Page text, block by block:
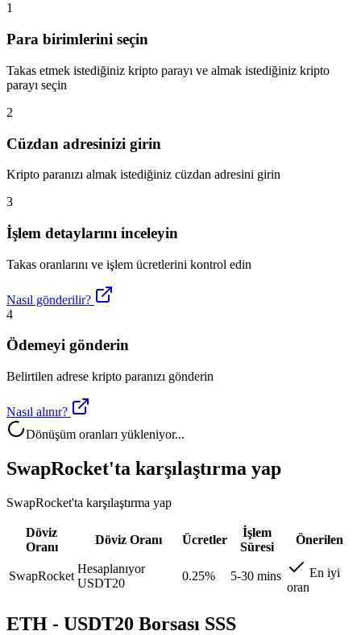
1
Para birimlerini seçin
Takas etmek istediğiniz kripto parayı ve almak istediğiniz kripto
parayı seçin
2
Cüzdan adresinizi girin
Kripto paranızı almak istediğiniz cüzdan adresini girin
3
İşlem detaylarını inceleyin
Takas oranlarını ve işlem ücretlerini kontrol edin
Nasıl gönderilir?
4
Ödemeyi gönderin
Belirtilen adrese kripto paranızı gönderin
Nasıl alınır?
Dönüşüm oranları yükleniyor...
SwapRocket'ta karşılaştırma yap
SwapRocket'ta karşılaştırma yap
Döviz
Oranı
Döviz Oranı Ücretler
İşlem
Süresi
Önerilen
SwapRocket
Hesaplanıyor
USDT20
0.25% 5-30 mins
En iyi
oran
ETH - USDT20 Borsası SSS